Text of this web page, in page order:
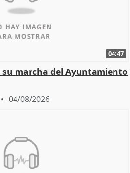
04:47
su marcha del Ayuntamiento
04/08/2026